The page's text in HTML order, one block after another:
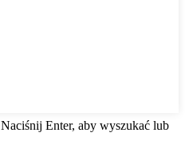
Naciśnij Enter, aby wyszukać lub